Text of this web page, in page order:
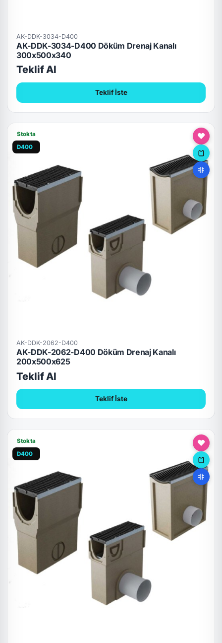
AK-DDK-3034-D400
AK-DDK-3034-D400 Döküm Drenaj Kanalı
300x500x340
Teklif Al
Teklif İste
Stokta
D400
AK-DDK-2062-D400
AK-DDK-2062-D400 Döküm Drenaj Kanalı
200x500x625
Teklif Al
Teklif İste
Stokta
D400